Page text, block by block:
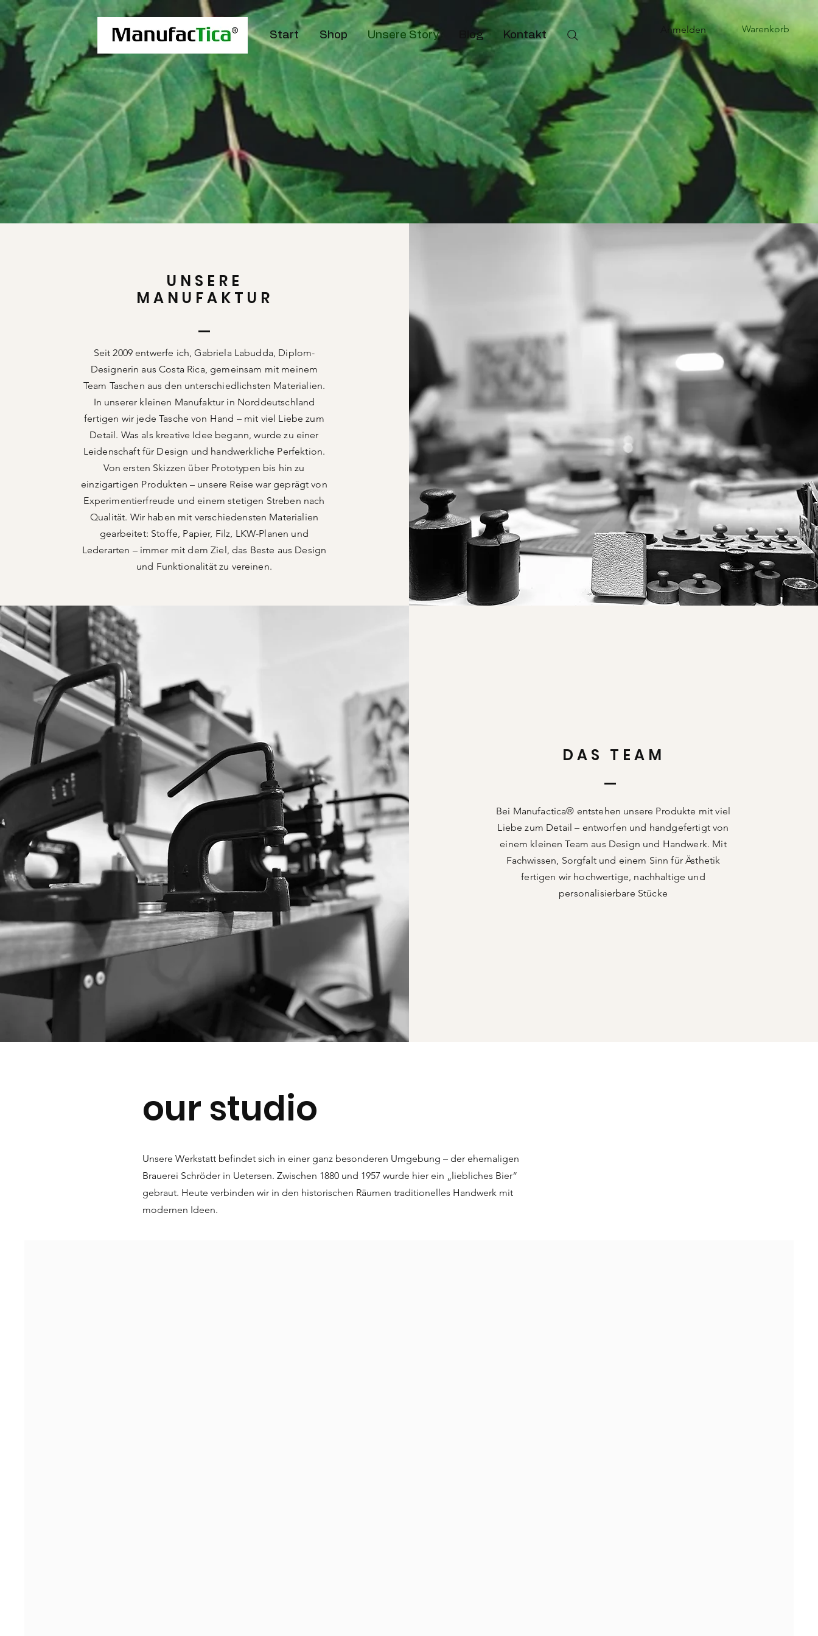
Warenkorb
Anmelden
Start Shop Unsere Story Blog Kontakt
UNSERE
MANUFAKTUR
Seit 2009 entwerfe ich, Gabriela Labudda, Diplom-
Designerin aus Costa Rica, gemeinsam mit meinem
Team Taschen aus den unterschiedlichsten Materialien.
In unserer kleinen Manufaktur in Norddeutschland
fertigen wir jede Tasche von Hand – mit viel Liebe zum
Detail. Was als kreative Idee begann, wurde zu einer
Leidenschaft für Design und handwerkliche Perfektion.
Von ersten Skizzen über Prototypen bis hin zu
einzigartigen Produkten – unsere Reise war geprägt von
Experimentierfreude und einem stetigen Streben nach
Qualität. Wir haben mit verschiedensten Materialien
gearbeitet: Stoffe, Papier, Filz, LKW-Planen und
Lederarten – immer mit dem Ziel, das Beste aus Design
und Funktionalität zu vereinen.
DAS TEAM
Bei Manufactica® entstehen unsere Produkte mit viel
Liebe zum Detail – entworfen und handgefertigt von
einem kleinen Team aus Design und Handwerk. Mit
Fachwissen, Sorgfalt und einem Sinn für Ästhetik
fertigen wir hochwertige, nachhaltige und
personalisierbare Stücke
our studio
Unsere Werkstatt befindet sich in einer ganz besonderen Umgebung – der ehemaligen
Brauerei Schröder in Uetersen. Zwischen 1880 und 1957 wurde hier ein „liebliches Bier“
gebraut. Heute verbinden wir in den historischen Räumen traditionelles Handwerk mit
modernen Ideen.